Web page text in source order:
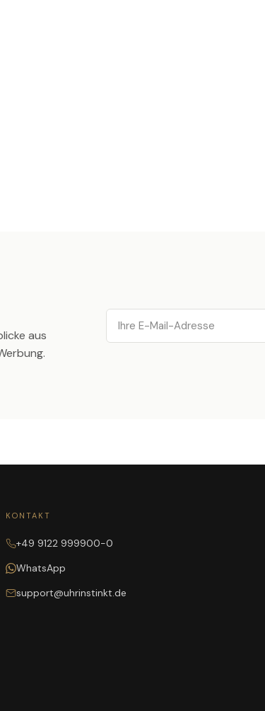
aus
Email
KONTAKT
+49 9122 999900-0
WhatsApp
support@uhrinstinkt.de